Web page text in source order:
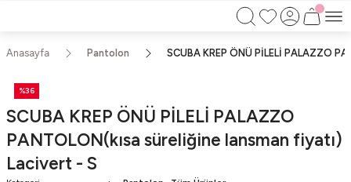
750TL ÜZERİ ALIŞVERİŞLERİNİZDE KARGO BEDAVA!!
Anasayfa Pantolon SCUBA KREP ÖNÜ PİLELİ PALAZZO
%36
SCUBA KREP ÖNÜ PİLELİ PALAZZO
PANTOLON(kısa süreliğine lansman fiyatı)
Lacivert - S